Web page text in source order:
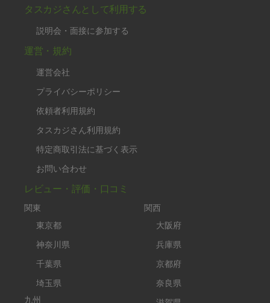
タスカジさんとして利用する
説明会・面接に参加する
運営・規約
運営会社
プライバシーポリシー
依頼者利用規約
タスカジさん利用規約
特定商取引法に基づく表示
お問い合わせ
レビュー・評価・口コミ
関東
東京都
神奈川県
千葉県
埼玉県
九州
関西
大阪府
兵庫県
京都府
奈良県